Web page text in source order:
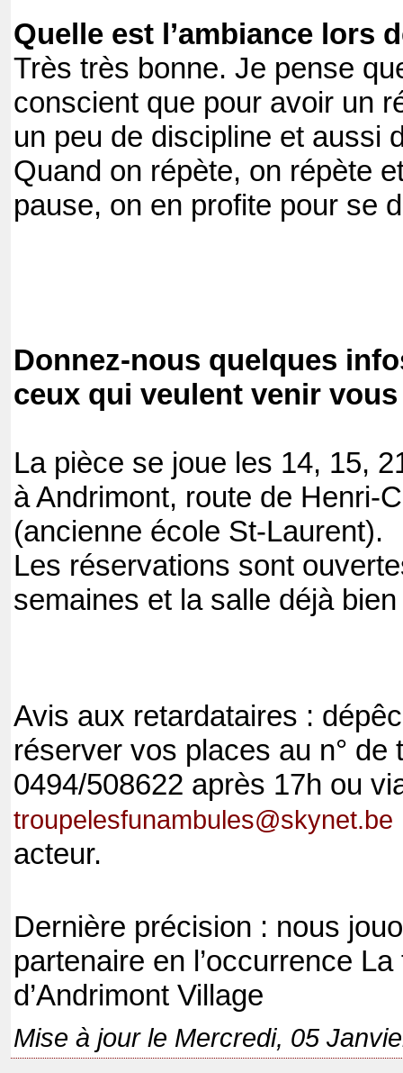
Quelle est l’ambiance lors
Très très bonne. Je pense
conscient que pour avoir un
un peu de discipline et aussi
Quand on répète, on répète
pause, on en profite pour se
Donnez-nous quelques
ceux qui veulent venir
La pièce se joue les 14, 15,
à Andrimont, route de Henri-
(ancienne école St-Laurent).
Les réservations sont
semaines et la salle déjà
Avis aux retardataires :
réserver vos places au n° de
0494/508622 après 17h ou
troupelesfunambules@skynet.be
acteur.
Dernière précision : nous
partenaire en l’occurrence La
d’Andrimont Village
Mise à jour le Mercredi, 05